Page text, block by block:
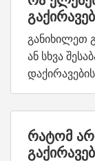
განიხილეთ
ან სხვა
რატომ